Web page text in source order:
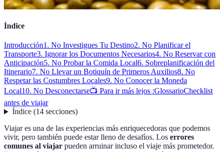
Índice
Introducción1. No Investigues Tu Destino2. No Planificar el
Transporte3. Ignorar los Documentos Necesarios4. No Reservar con
Anticipación5. No Probar la Comida Local6. Sobreplanificación del
Itinerario7. No Llevar un Botiquín de Primeros Auxilios8. No
Respetar las Costumbres Locales9. No Conocer la Moneda
Local10. No Desconectarse📺 Para ir más lejos :GlossarioChecklist
antes de viajar
Índice(14 secciones)
Viajar es una de las experiencias más enriquecedoras que podemos
vivir, pero también puede estar lleno de desafíos. Los errores
comunes al viajar pueden arruinar incluso el viaje más prometedor.